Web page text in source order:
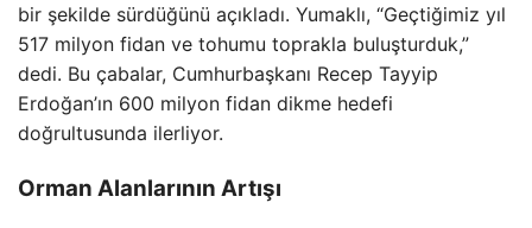
bir şekilde sürdüğünü açıkladı. Yumaklı, “Geçtiğimiz yıl
517 milyon fidan ve tohumu toprakla buluşturduk,”
dedi. Bu çabalar, Cumhurbaşkanı Recep Tayyip
Erdoğan’ın 600 milyon fidan dikme hedefi
doğrultusunda ilerliyor.
Orman Alanlarının Artışı